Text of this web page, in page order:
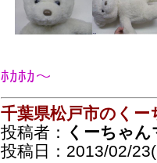
ﾎｶﾎｶ～
千葉県松戸市のくー
投稿者：
くーちゃん
投稿日：2013/02/